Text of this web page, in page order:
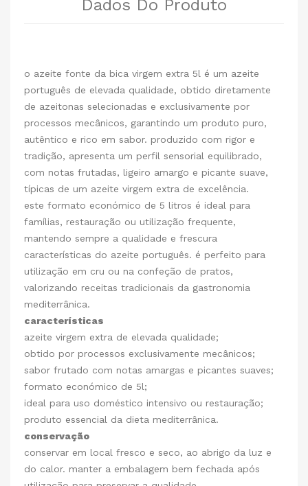
Dados Do Produto
o azeite fonte da bica virgem extra 5l é um azeite
português de elevada qualidade, obtido diretamente
de azeitonas selecionadas e exclusivamente por
processos mecânicos, garantindo um produto puro,
autêntico e rico em sabor. produzido com rigor e
tradição, apresenta um perfil sensorial equilibrado,
com notas frutadas, ligeiro amargo e picante suave,
típicas de um azeite virgem extra de excelência.
este formato económico de 5 litros é ideal para
famílias, restauração ou utilização frequente,
mantendo sempre a qualidade e frescura
características do azeite português. é perfeito para
utilização em cru ou na confeção de pratos,
valorizando receitas tradicionais da gastronomia
mediterrânica.
características
azeite virgem extra de elevada qualidade;
obtido por processos exclusivamente mecânicos;
sabor frutado com notas amargas e picantes suaves;
formato económico de 5l;
ideal para uso doméstico intensivo ou restauração;
produto essencial da dieta mediterrânica.
conservação
conservar em local fresco e seco, ao abrigo da luz e
do calor. manter a embalagem bem fechada após